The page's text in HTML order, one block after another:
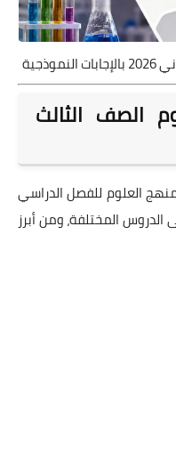
الصف الثالث
العلوم للفصل الدراسي
الدروس المختلفة، ومن أبرز